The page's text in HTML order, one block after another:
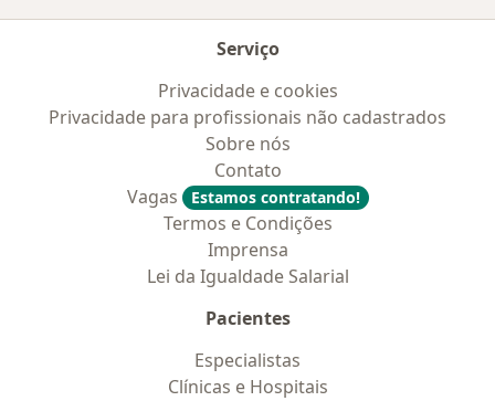
Serviço
Privacidade e cookies
Privacidade para profissionais não cadastrados
Sobre nós
Contato
Vagas
Estamos contratando!
Termos e Condições
Imprensa
Lei da Igualdade Salarial
Pacientes
Especialistas
Clínicas e Hospitais